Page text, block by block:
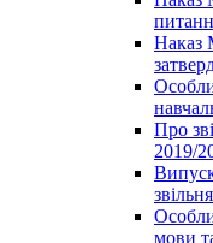
Наказ
Про
2019/
мови